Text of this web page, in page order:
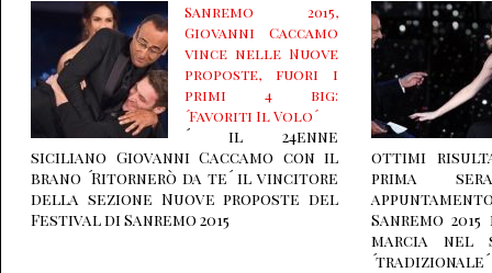
Sanremo 2015,
Giovanni Caccamo
vince nelle Nuove
proposte, fuori i
primi 4 big:
´Favoriti Il Volo´
´ il 24enne
siciliano Giovanni Caccamo con il
brano ´Ritornerò da te´ il vincitore
della sezione Nuove proposte del
Festival di Sanremo 2015
ottimi
prima
Sanremo
marcia nel
´tradizionale´